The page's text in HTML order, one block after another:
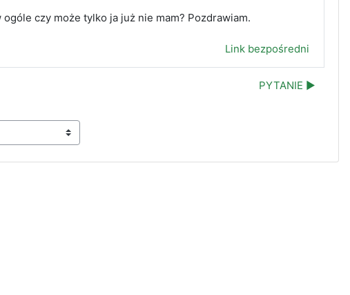
czy może tylko ja już nie mam? Pozdrawiam.
Link bezpośredni
PYTANIE ▶︎